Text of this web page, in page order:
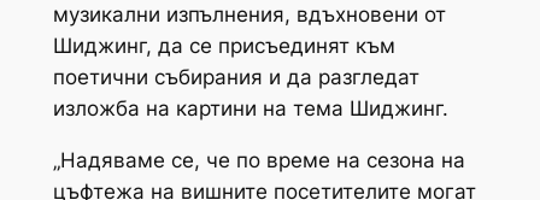
музикални изпълнения, вдъхновени от
Шиджинг, да се присъединят към
поетични събирания и да разгледат
изложба на картини на тема Шиджинг.
„Надяваме се, че по време на сезона на
цъфтежа на вишните посетителите могат